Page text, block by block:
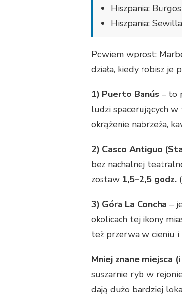
Hiszpania:
Hiszpania:
Powiem wprost:
działa, kiedy robisz je
1) Puerto Banús – to
ludzi spacerujących w
okrążenie nabrzeża,
2) Casco Antiguo
bez nachalnej
zostaw 1,5–2,5 godz.
3) Góra La Concha –
okolicach tej ikony
też przerwa w cieniu i
Mniej znane miejsca
suszarnie ryb w
dają dużo bardziej